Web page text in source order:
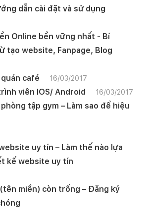
dẫn cài đặt và sử dụng
Online bền vững nhất - Bí
tạo website, Fanpage, Blog
café 16/03/2017
viên IOS/ Android 16/03/2017
tập gym – Làm sao để hiệu
uy tín – Làm thế nào lựa
kế website uy tín
miền) còn trống – Đăng ký